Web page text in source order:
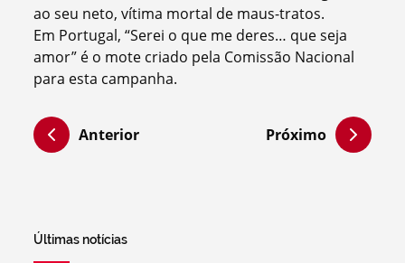
ao seu neto, vítima mortal de maus-tratos.
Em Portugal, “Serei o que me deres… que seja
amor” é o mote criado pela Comissão Nacional
para esta campanha.
Anterior Próximo
Últimas notícias